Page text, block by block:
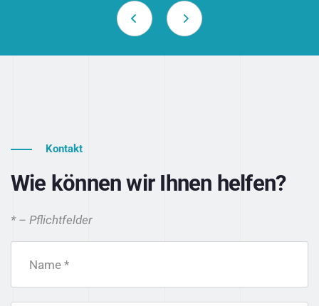
Kontakt
Wie können wir Ihnen helfen?
* – Pflichtfelder
Name *